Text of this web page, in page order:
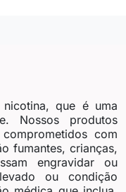
que é uma
Nossos produtos
com
fumantes, crianças,
engravidar ou
ou condição